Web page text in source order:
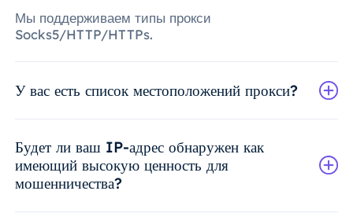
Мы поддерживаем типы прокси
Socks5/HTTP/HTTPs.
У вас есть список местоположений прокси?
Будет ли ваш IP-адрес обнаружен как
имеющий высокую ценность для
мошенничества?